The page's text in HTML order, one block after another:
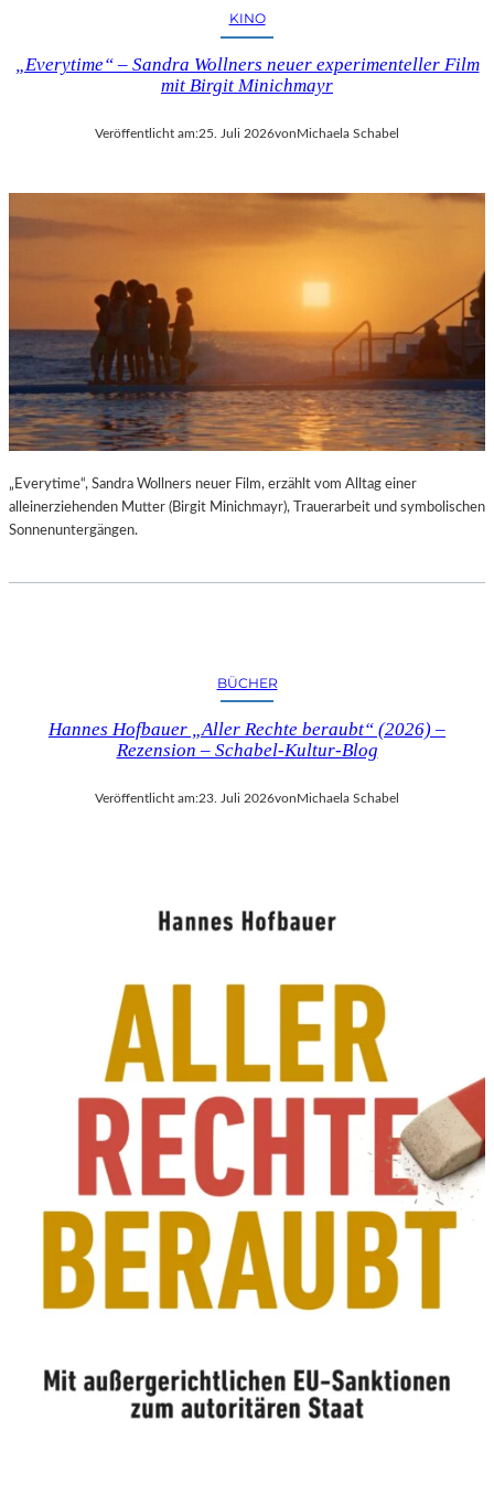
KINO
„Everytime“ – Sandra Wollners neuer experimenteller Film
mit Birgit Minichmayr
Veröffentlicht am:25. Juli 2026vonMichaela Schabel
„Everytime“, Sandra Wollners neuer Film, erzählt vom Alltag einer
alleinerziehenden Mutter (Birgit Minichmayr), Trauerarbeit und symbolischen
Sonnenuntergängen.
BÜCHER
Hannes Hofbauer „Aller Rechte beraubt“ (2026) –
Rezension – Schabel-Kultur-Blog
Veröffentlicht am:23. Juli 2026vonMichaela Schabel